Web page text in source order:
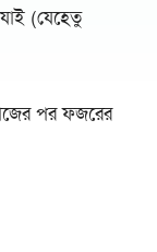
(যেহেতু
পর ফজরের